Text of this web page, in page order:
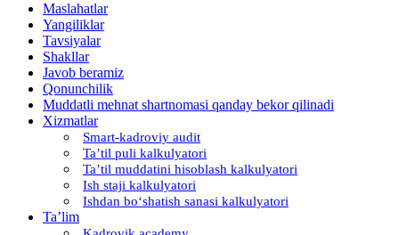
Maslahatlar
Yangiliklar
Tavsiyalar
Shakllar
Javob beramiz
Qonunchilik
Muddatli mehnat shartnomasi qanday bekor qilinadi
Xizmatlar
Smart-kadroviy audit
Ta’til puli kalkulyatori
Ta’til muddatini hisoblash kalkulyatori
Ish staji kalkulyatori
Ishdan boʻshatish sanasi kalkulyatori
Ta’lim